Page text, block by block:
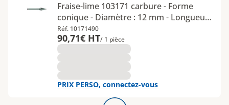
Fraise-lime 103171 carbure - Forme
conique - Diamètre : 12 mm - Longueur
utile : 25 mm - Longueur totale : 70 mm
Réf. 10171490
90,71€ HT/ 1 pièce
PRIX PERSO, connectez-vous